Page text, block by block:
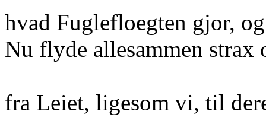
hvad Fuglefloegten gjor,
Nu flyde allesammen strax
fra Leiet, ligesom vi, til